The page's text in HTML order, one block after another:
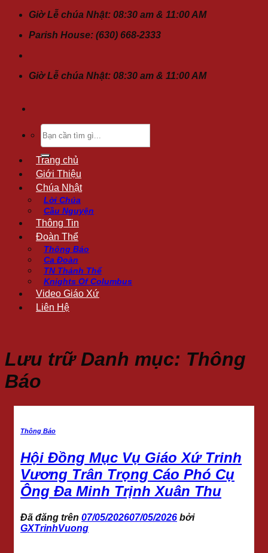
ChuyểnGiờ Lễ chúa Nhật: 08:30 am & 11:00 AM
Parish House: (630) 668-2333
Giờ Lễ chúa Nhật: 08:30 am & 11:00 AM
Tìm
kiếm:
Trang chủ
Giới Thiệu
Chúa Nhật
Lời Chúa
Cầu Nguyện
Thông Tin
Đoàn Thể
Thông Báo
Ca Đoàn
TN Thánh Thể
Knights Of Columbus
Video Giáo Xứ
Liên Hệ
Lưu trữ Danh mục: Thông
Báo
Thông Báo
Hội Đồng Mục Vụ Giáo Xứ Trinh
Vương Trân Trọng Cáo Phó Cụ
Ông Đa Minh Trịnh Xuân Thu
Đã đăng trên 07/05/202607/05/2026 bởi
GXTrinhVuong